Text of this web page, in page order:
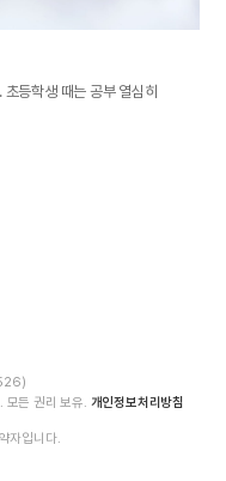
등학생 때는 공부 열심히
든 권리 보유. 개인정보처리방침
자입니다.